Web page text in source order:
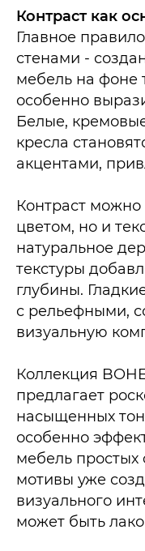
Контраст как
Главное
стенами -
мебель на фоне
особенно
Белые,
кресла
акцентами,
Контраст можно
цветом, но и
натуральное
текстуры
глубины.
с рельефными,
визуальную
Коллекция
предлагает
насыщенных
особенно
мебель
мотивы уже
визуального
может быть